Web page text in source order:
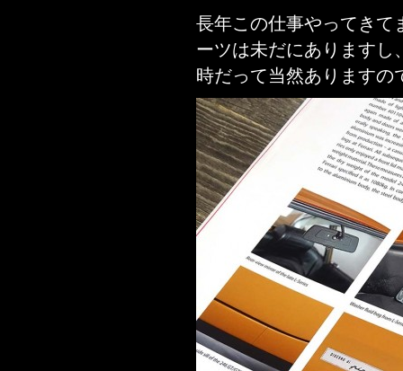
長年この仕事やってきて
ーツは未だにありますし
時だって当然ありますの